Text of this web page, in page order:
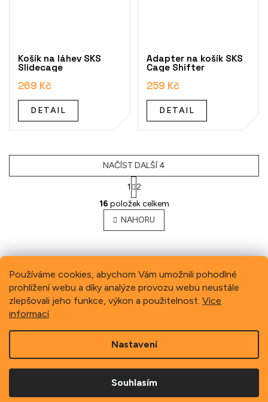
Používáme cookies, abychom Vám umožnili pohodlné
prohlížení webu a díky analýze provozu webu neustále
zlepšovali jeho funkce, výkon a použitelnost. Více
informací
Nastavení
Souhlasím
Košík na láhev SKS
Slidecage
269 Kč
DETAIL
Adapter na košík SKS
Cage Shifter
259 Kč
DETAIL
O
v
l
á
a
í
p
r
y
v
ý
p
i
NAČÍST DALŠÍ 4
1
2
16 položek celkem
NAHORU
Previous
Copyright 2026Schindler, spol. s r.o.. Všechna práva